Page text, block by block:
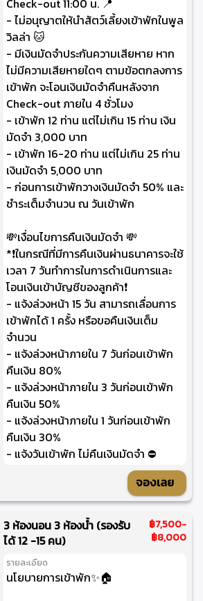
- ไม่อนุญาตให้นำสัตว์เลี้ยงเข้าพักในพูล
วิลล่า 🐱
- มีเงินมัดจำประกันความเสียหาย หาก
ไม่มีความเสียหายใดๆ ตามข้อตกลงการ
เข้าพัก จะโอนเงินมัดจำคืนหลังจาก
Check-out ภายใน 4 ชั่วโมง
- เข้าพัก 12 ท่าน แต่ไม่เกิน 15 ท่าน เงิน
มัดจำ 3,000 บาท
- เข้าพัก 16-20 ท่าน แต่ไม่เกิน 25 ท่าน
เงินมัดจำ 5,000 บาท
- ก่อนการเข้าพักวางเงินมัดจำ 50% และ
ชำระเต็มจำนวน ณ วันเข้าพัก
💸เงื่อนไขการคืนเงินมัดจำ 💸
*❗ในกรณีที่มีการคืนเงินผ่านธนาคารจะใช้
เวลา 7 วันทำการในการดำเนินการและ
โอนเงินเข้าบัญชีของลูกค้า❗
- แจ้งล่วงหน้า 15 วัน สามารถเลื่อนการ
เข้าพักได้ 1 ครั้ง หรือขอคืนเงินเต็ม
จำนวน
- แจ้งล่วงหน้าภายใน 7 วันก่อนเข้าพัก
คืนเงิน 80%
- แจ้งล่วงหน้าภายใน 3 วันก่อนเข้าพัก
คืนเงิน 50%
- แจ้งล่วงหน้าภายใน 1 วันก่อนเข้าพัก
คืนเงิน 30%
- แจ้งวันเข้าพัก ไม่คืนเงินมัดจำ ⛔
จองเลย
3 ห้องนอน 3 ห้องน้ำ (รองรับ
ได้ 12 -15 คน)
฿7,500-
฿8,000
รายละเอียด
นโยบายการเข้าพัก✨🏠